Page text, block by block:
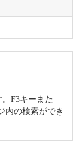
F3キーまた
内の検索ができ